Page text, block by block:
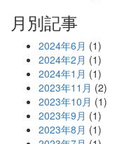
月別記事
2024年6月 (1)
2024年2月 (1)
2024年1月 (1)
2023年11月 (2)
2023年10月 (1)
2023年9月 (1)
2023年8月 (1)